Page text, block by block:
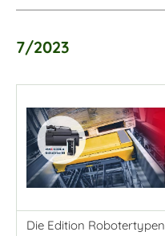
7/2023
Die Edition Robotertypen